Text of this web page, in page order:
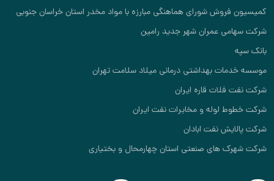
کمیسیون فروش شورای هماهنگی مبارزه با مواد مخدر استان خراسان جنوبی
شرکت سهامی عمران شهر جدید رامین
بانک سپه
موسسه خدمات بهداشتی درمانی میلاد سلامت تهران
شرکت نفت فلات قاره ایران
شرکت خطوط لوله و مخابرات نفت ایران
شرکت پالایش نفت ابادان
شرکت شهرک های صنعتی استان چهارمحال و بختیاری